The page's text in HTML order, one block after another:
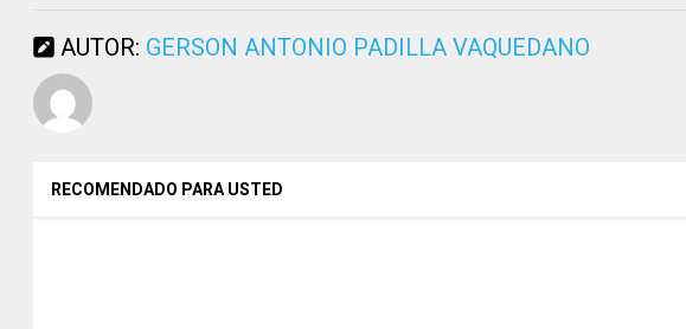
AUTOR: GERSON ANTONIO PADILLA VAQUEDANO
RECOMENDADO PARA USTED